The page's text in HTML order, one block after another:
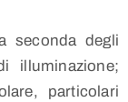
seconda degli
illuminazione;
particolari